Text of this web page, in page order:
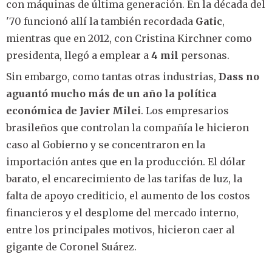
con máquinas de última generación. En la década del
'70 funcionó allí la también recordada Gatic,
mientras que en 2012, con Cristina Kirchner como
presidenta, llegó a emplear a 4 mil personas.
Sin embargo, como tantas otras industrias, Dass no
aguantó mucho más de un año la política
económica de Javier Milei. Los empresarios
brasileños que controlan la compañía le hicieron
caso al Gobierno y se concentraron en la
importación antes que en la producción. El dólar
barato, el encarecimiento de las tarifas de luz, la
falta de apoyo crediticio, el aumento de los costos
financieros y el desplome del mercado interno,
entre los principales motivos, hicieron caer al
gigante de Coronel Suárez.